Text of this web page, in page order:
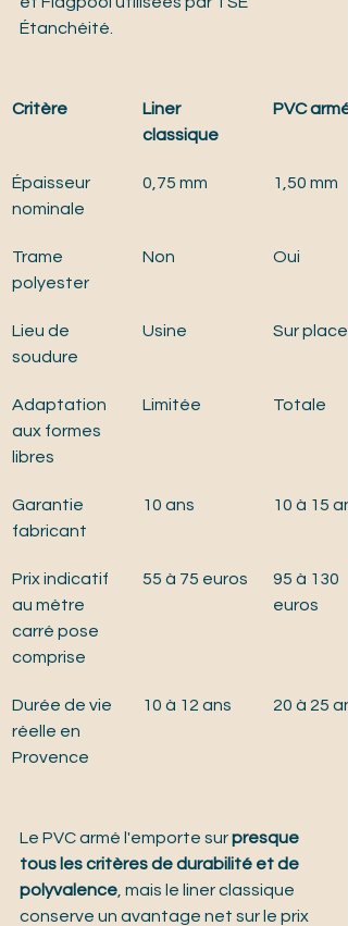
Étanchéité.
Critère
Liner
classique
PVC armé
Épaisseur
nominale
0,75 mm 1,50 mm
Trame
polyester
Non Oui
Lieu de
soudure
Usine Sur place
Adaptation
aux formes
libres
Limitée Totale
Garantie
fabricant
10 ans 10 à 15
Prix indicatif
au mètre
carré pose
comprise
55 à 75 euros
95 à 130
euros
Durée de vie
réelle en
Provence
10 à 12 ans 20 à 25
Le PVC armé l'emporte sur presque
tous les critères de durabilité et de
polyvalence, mais le liner classique
conserve un avantage net sur le prix